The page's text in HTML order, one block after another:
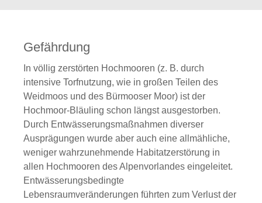
Gefährdung
In völlig zerstörten Hochmooren (z. B. durch
intensive Torfnutzung, wie in großen Teilen des
Weidmoos und des Bürmooser Moor) ist der
Hochmoor-Bläuling schon längst ausgestorben.
Durch Entwässerungsmaßnahmen diverser
Ausprägungen wurde aber auch eine allmähliche,
weniger wahrzunehmende Habitatzerstörung in
allen Hochmooren des Alpenvorlandes eingeleitet.
Entwässerungsbedingte
Lebensraumveränderungen führten zum Verlust der